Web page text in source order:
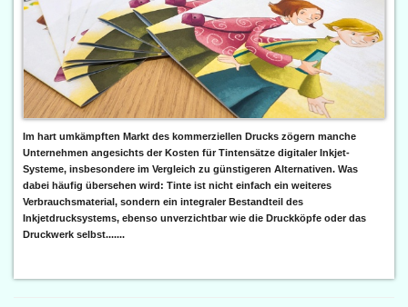
Im hart umkämpften Markt des kommerziellen Drucks zögern manche
Unternehmen angesichts der Kosten für Tintensätze digitaler Inkjet-
Systeme, insbesondere im Vergleich zu günstigeren Alternativen. Was
dabei häufig übersehen wird: Tinte ist nicht einfach ein weiteres
Verbrauchsmaterial, sondern ein integraler Bestandteil des
Inkjetdrucksystems, ebenso unverzichtbar wie die Druckköpfe oder das
Druckwerk selbst.......